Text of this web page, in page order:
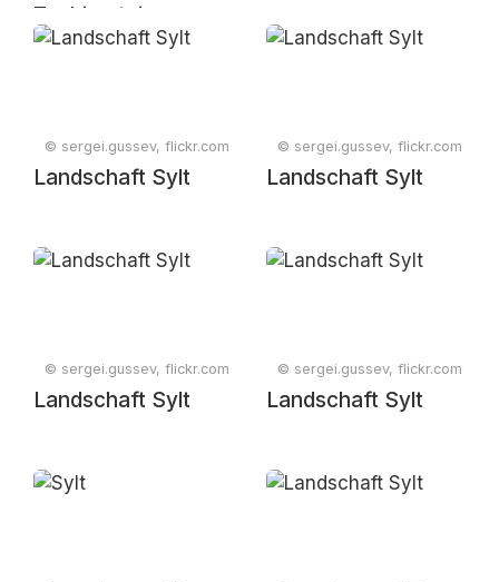
Zschirnstein
© sergei.gussev, flickr.com
Landschaft Sylt
© sergei.gussev, flickr.com
Landschaft Sylt
© sergei.gussev, flickr.com
Landschaft Sylt
© sergei.gussev, flickr.com
Landschaft Sylt